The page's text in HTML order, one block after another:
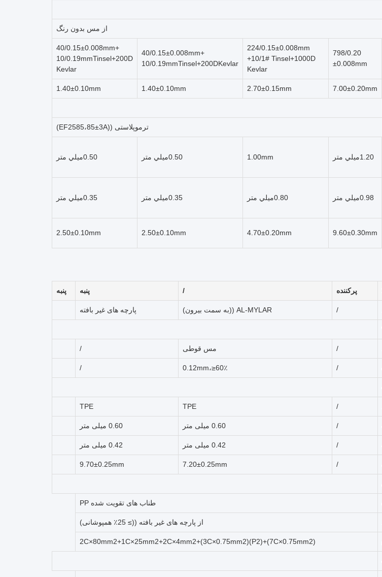
از مس بدون رنگ
798/0.20
±0.008mm
224/0.15±0.008mm
+10/1# Tinsel+1000D
Kevlar
40/0.15±0.008mm+
10/0.19mmTinsel+200DKevlar
40/0.15±0.008mm+
10/0.19mmTinsel+200D
Kevlar
7.00±0.20mm
2.70±0.15mm
1.40±0.10mm
1.40±0.10mm
ترموپلاستی ((EF2585،85±3A)
1.20ميلي متر 1.00mm 0.50ميلي متر 0.50ميلي متر
0.98ميلي متر 0.80ميلي متر 0.35ميلي متر 0.35ميلي متر
9.60±0.30mm
4.70±0.20mm
2.50±0.10mm
2.50±0.10mm
پرکننده / پنبه پنبه
/ AL-MYLAR ((به سمت بیرون) پارچه های غیر بافته
/ مس قوطی /
/ 0.12mm،≥60٪ /
/
TPE
TPE
/ 0.60 میلی متر 0.60 میلی متر
/ 0.42 میلی متر 0.42 میلی متر
/
7.20±0.25mm
9.70±0.25mm
طناب های تقویت شده PP
از پارچه های غیر بافته ((≥ 25٪ همپوشانی)
2C×80mm2+1C×25mm2+2C×4mm2+(3C×0.75mm2)(P2)+(7C×0.75mm2)